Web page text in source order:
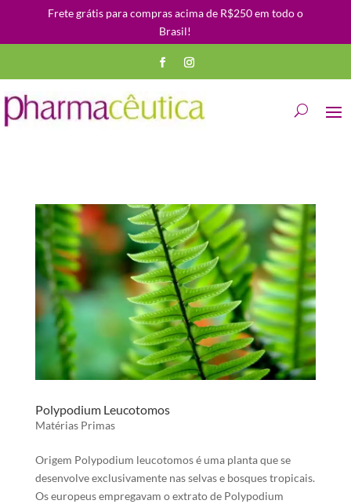
Frete grátis para compras acima de R$250 em todo o
Brasil!
Polypodium Leucotomos
Matérias Primas
Origem Polypodium leucotomos é uma planta que se
desenvolve exclusivamente nas selvas e bosques tropicais.
Os europeus empregavam o extrato de Polypodium